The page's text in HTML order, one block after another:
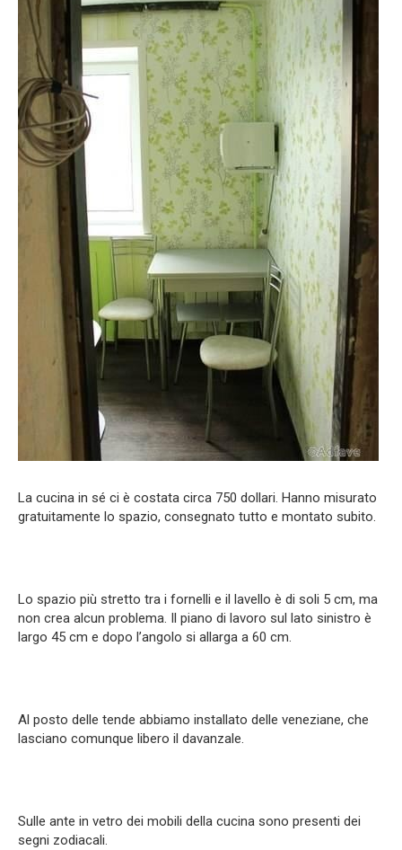
La cucina in sé ci è costata circa 750 dollari. Hanno misurato
gratuitamente lo spazio, consegnato tutto e montato subito.
Lo spazio più stretto tra i fornelli e il lavello è di soli 5 cm, ma
non crea alcun problema. Il piano di lavoro sul lato sinistro è
largo 45 cm e dopo l’angolo si allarga a 60 cm.
Al posto delle tende abbiamo installato delle veneziane, che
lasciano comunque libero il davanzale.
Sulle ante in vetro dei mobili della cucina sono presenti dei
segni zodiacali.